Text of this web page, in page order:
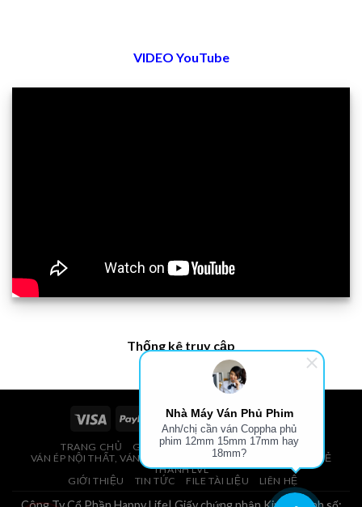
VIDEO YouTube
Thống kê truy cập
TRANG CHỦ
GIÁ VÁN PHỦ PHIM, VÁN COPPHA
VÁN ÉP NỘI THẤT, VÁN ÉP BAO BÌ, VÁN SOFA, PALLETS, VÁN SẺ
THANH LVL
GIỚI THIỆU
TIN TỨC FILE TÀI LIỆU LIÊN HỆ
Nhà Máy Ván Phủ Phim
Anh/chị cần ván Coppha phủ
phim 12mm 15mm 17mm hay
18mm?